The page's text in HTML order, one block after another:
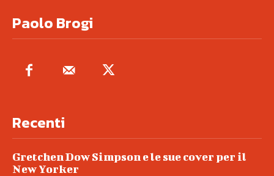
Paolo Brogi
Recenti
Gretchen Dow Simpson e le sue cover per il
New Yorker